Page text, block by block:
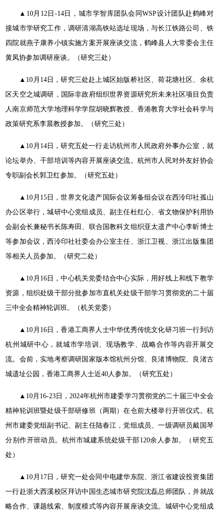
▲10月12日-14日，城市学智库团队会同WSP设计团队赴鹤峰对
接城市学研究工作，调研清湖高铁站选址现场，与长江铁路公司、铁
四院就燕子康养小镇实施方案开展座谈交流，鹤峰县人大常委会主任
黄凤协参加调研座谈。（研究三处）
▲10月14日，研究三处赴上城区始版桥社区、荷花塘社区、余杭
区天空之城调研，国际非政府组织世界资源研究所未来社区项目负责
人南京师范大学地理科学学院胡晓辉教授、香港教育大学社会科学与
政策研究系李晨教授参加。（研究三处）
▲10月14日，研究五处一行走访杭州市人民政府外事办公室，就
论坛举办、干部培训等内容开展座谈交流。杭州市人民对外友好协会
专职副会长郭卫红参加。（研究五处）
▲10月15日，世界文化遗产国际会议筹备组会议在西泠印社孤山
办公区举行，城研中心党组成员、副主任杜红心、省文物保护利用协
会副会长兼秘书长陈寿田、联合国教科文组织亚太遗产中心李昕博士
等参加会议，西泠印社社委会办公室主任、浙江卫视、浙江出版集团
等相关人员参加。（研究二处）
▲10月16日，中心机关党委结合中心实际，用好线上和线下教学
资源，组织处级干部分批参加市直机关处级干部学习贯彻党的二十届
三中全会精神轮训班。（机关党委）
▲10月16日，香港工商界人士中华优秀传统文化研习班一行到访
杭州城研中心，就城市学培训、现场教学、战略合作等内容开展交
流。会前，实地考察调研国家版本馆杭州分馆、良渚博物院、良渚古
城遗址公园，香港工商界人士近40人参加。（研究五处）
▲10月16-23日，2024年杭州市建委学习贯彻党的二十届三中全会
精神轮训班暨处级干部研修班（两期）在仓前大楼举行开班仪式。杭
州市建委党组副书记、副主任陆春江，党组成员、一级调研员戴国琴
分别作开班动员。杭州市城建系统处级干部120余人参加。（研究五
处）
▲10月17日，研究一处会同中电建华东院、浙江省建设投资集团
一行赴浙大西溪校区拜访中国生态城市研究院沈磊总师团队，并就战
略合作、课题线索、制度模式等内容开展座谈交流。城研中心党组成